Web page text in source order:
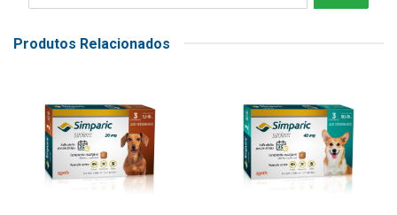
Produtos Relacionados